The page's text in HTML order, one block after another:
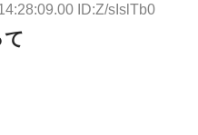
ID:Z/sIslTb0